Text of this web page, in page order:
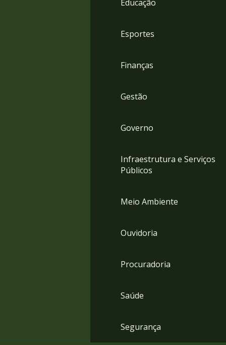
Educação
Esportes
Finanças
Gestão
Governo
Infraestrutura e Serviços
Públicos
Meio Ambiente
Ouvidoria
Procuradoria
Saúde
Segurança